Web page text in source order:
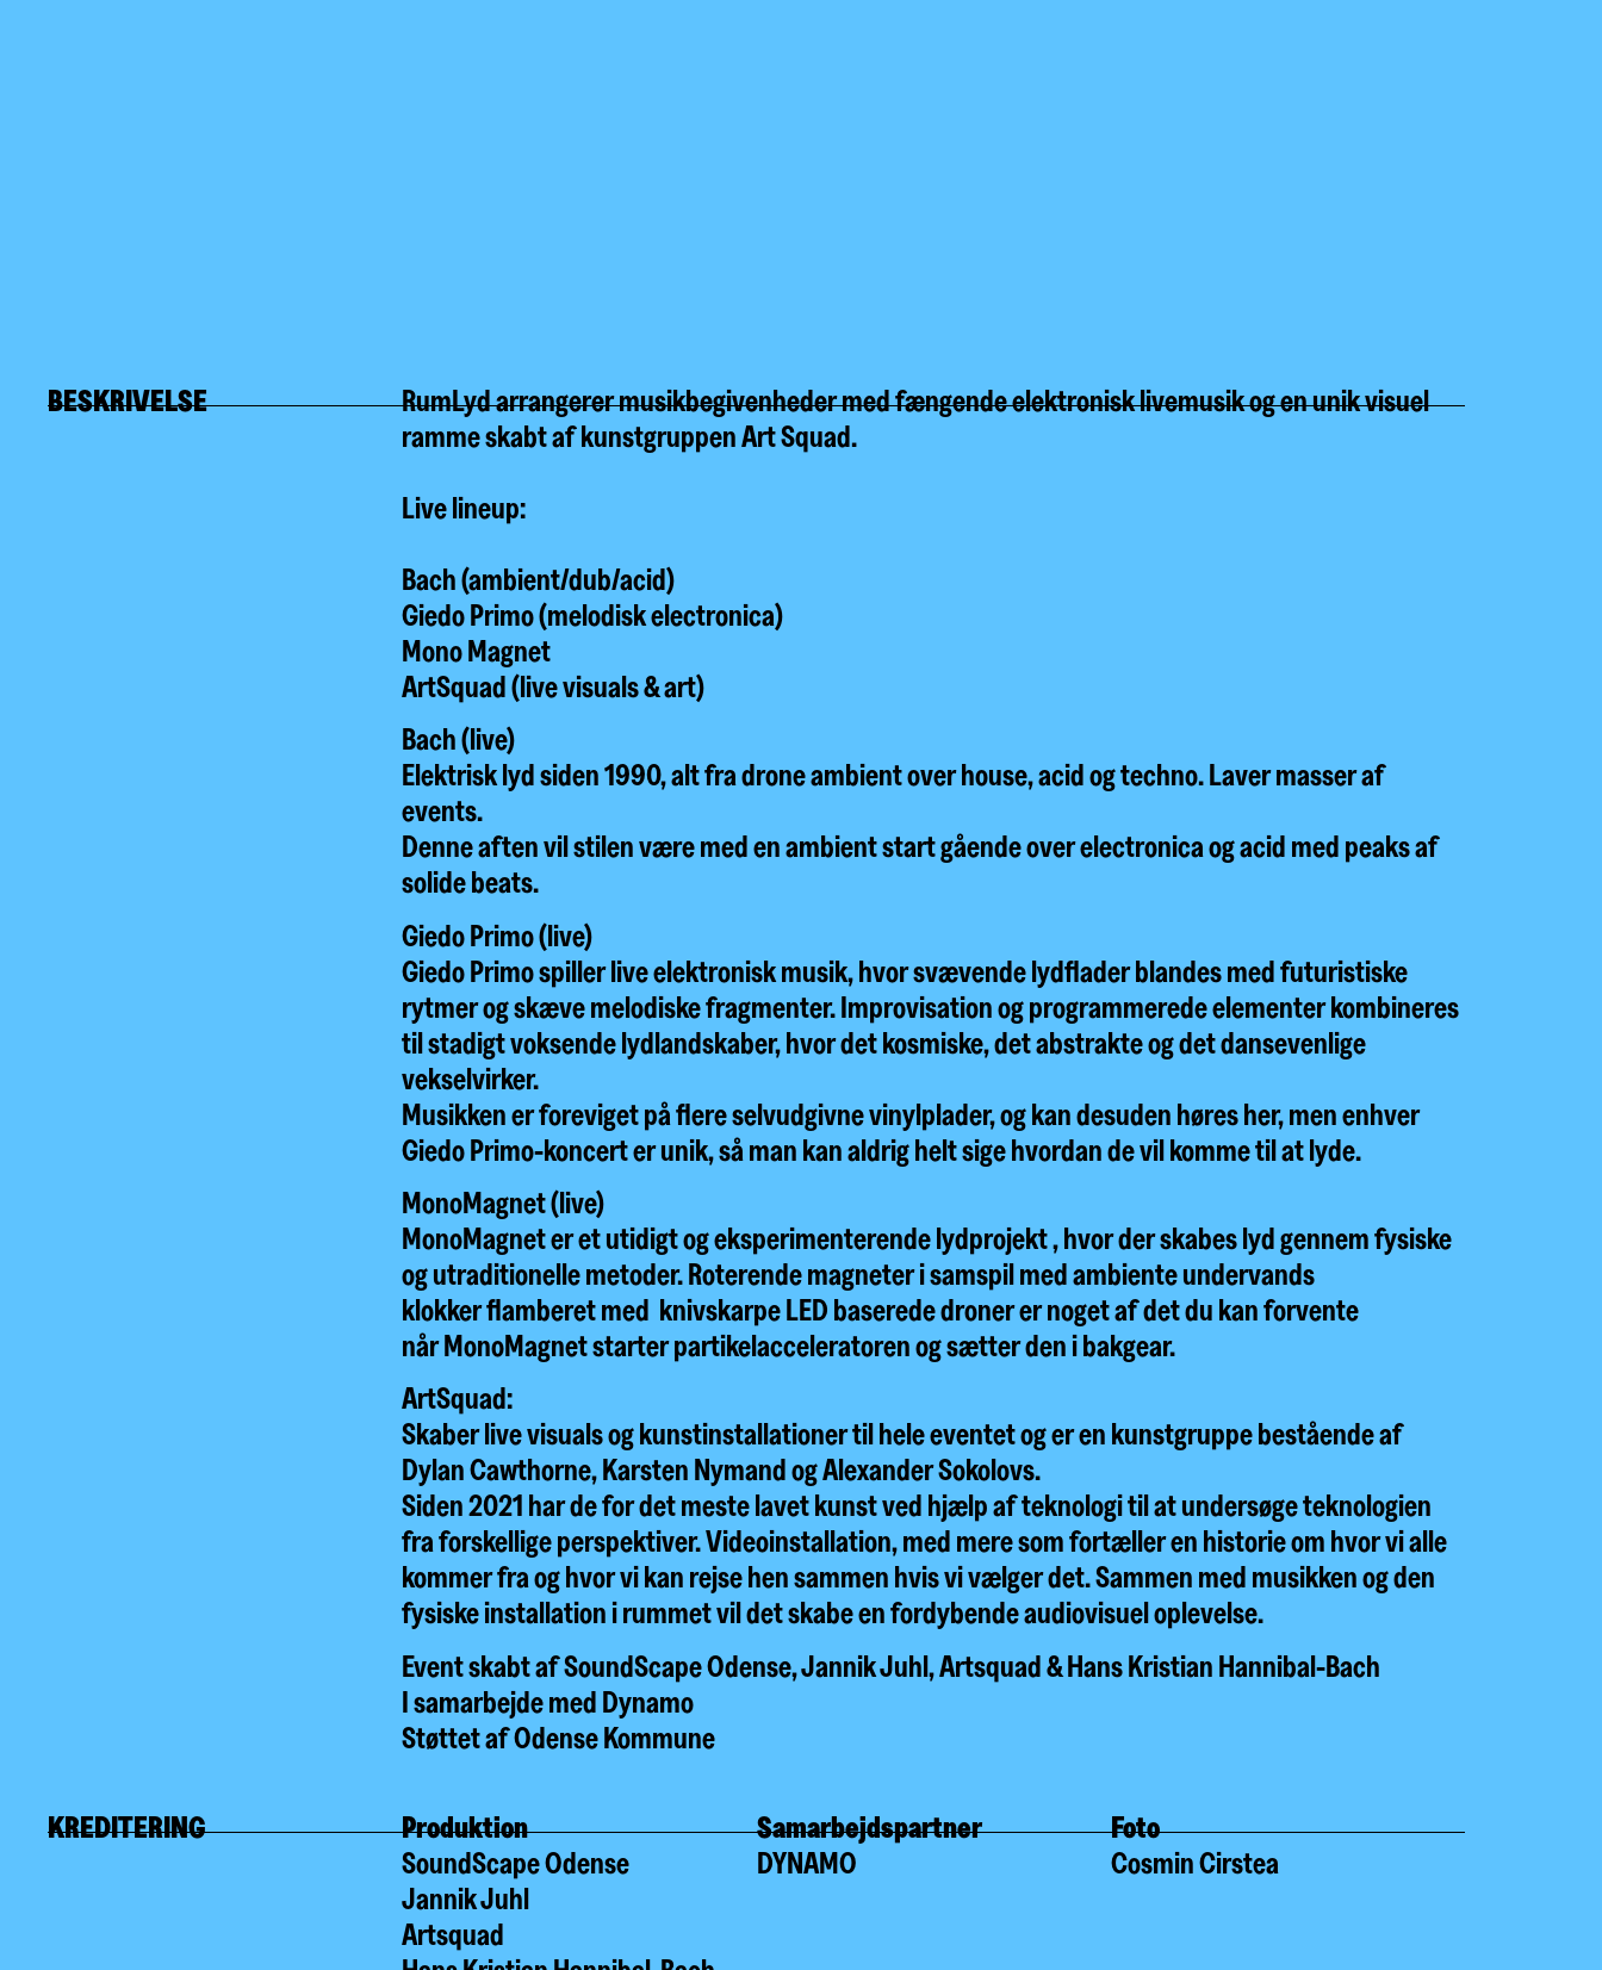
BESKRIVELSE
RumLyd arrangerer musikbegivenheder med fængende elektronisk livemusik og en unik visuel
ramme skabt af kunstgruppen Art Squad.
Live lineup:
Bach (ambient/dub/acid)
Giedo Primo (melodisk electronica)
Mono Magnet
ArtSquad (live visuals & art)
Bach (live)
Elektrisk lyd siden 1990, alt fra drone ambient over house, acid og techno. Laver masser af
events.
Denne aften vil stilen være med en ambient start gående over electronica og acid med peaks af
solide beats.
Giedo Primo (live)
Giedo Primo spiller live elektronisk musik, hvor svævende lydflader blandes med futuristiske
rytmer og skæve melodiske fragmenter. Improvisation og programmerede elementer kombineres
til stadigt voksende lydlandskaber, hvor det kosmiske, det abstrakte og det dansevenlige
vekselvirker.
Musikken er foreviget på flere selvudgivne vinylplader, og kan desuden høres her, men enhver
Giedo Primo-koncert er unik, så man kan aldrig helt sige hvordan de vil komme til at lyde.
MonoMagnet (live)
MonoMagnet er et utidigt og eksperimenterende lydprojekt , hvor der skabes lyd gennem fysiske
og utraditionelle metoder. Roterende magneter i samspil med ambiente undervands
klokker flamberet med knivskarpe LED baserede droner er noget af det du kan forvente
når MonoMagnet starter partikelacceleratoren og sætter den i bakgear.
ArtSquad:
Skaber live visuals og kunstinstallationer til hele eventet og er en kunstgruppe bestående af
Dylan Cawthorne, Karsten Nymand og Alexander Sokolovs.
Siden 2021 har de for det meste lavet kunst ved hjælp af teknologi til at undersøge teknologien
fra forskellige perspektiver. Videoinstallation, med mere som fortæller en historie om hvor vi alle
kommer fra og hvor vi kan rejse hen sammen hvis vi vælger det. Sammen med musikken og den
fysiske installation i rummet vil det skabe en fordybende audiovisuel oplevelse.
Event skabt af SoundScape Odense, Jannik Juhl, Artsquad & Hans Kristian Hannibal-Bach
I samarbejde med Dynamo
Støttet af Odense Kommune
KREDITERING
Produktion
SoundScape Odense
Jannik Juhl
Artsquad
Samarbejdspartner
DYNAMO
Foto
Cosmin Cirstea